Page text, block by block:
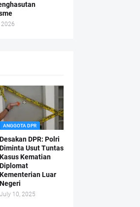
ANGGOTA DPR
Desakan DPR: Polri
Diminta Usut Tuntas
Kasus Kematian
Diplomat
Kementerian Luar
Negeri
July 10, 2025